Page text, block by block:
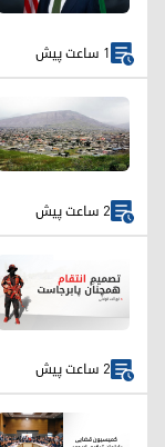
1 ساعت پیش
2 ساعت پیش
2 ساعت پیش